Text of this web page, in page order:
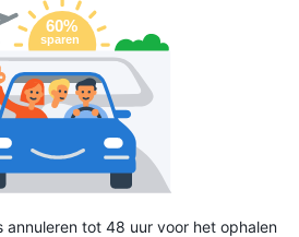
annuleren tot 48 uur voor het ophalen